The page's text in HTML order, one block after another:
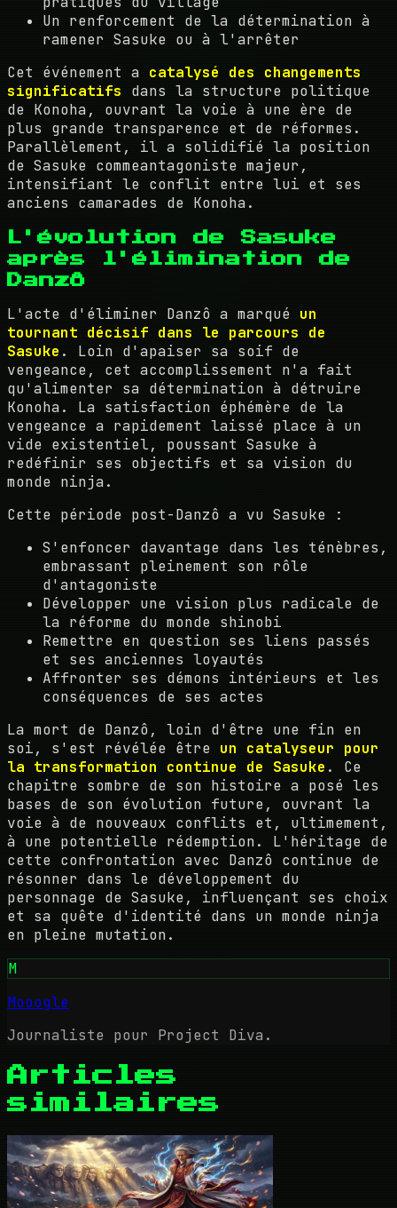
Un renforcement de la détermination à
ramener Sasuke ou à l'arrêter
Cet événement a catalysé des changements
significatifs dans la structure politique
de Konoha, ouvrant la voie à une ère de
plus grande transparence et de réformes.
Parallèlement, il a solidifié la position
de Sasuke commeantagoniste majeur,
intensifiant le conflit entre lui et ses
anciens camarades de Konoha.
L'évolution de Sasuke
après l'élimination de
Danzô
L'acte d'éliminer Danzô a marqué un
tournant décisif dans le parcours de
Sasuke . Loin d'apaiser sa soif de
vengeance, cet accomplissement n'a fait
qu'alimenter sa détermination à détruire
Konoha. La satisfaction éphémère de la
vengeance a rapidement laissé place à un
vide existentiel, poussant Sasuke à
redéfinir ses objectifs et sa vision du
monde ninja.
Cette période post-Danzô a vu Sasuke :
S'enfoncer davantage dans les ténèbres,
embrassant pleinement son rôle
d'antagoniste
Développer une vision plus radicale de
la réforme du monde shinobi
Remettre en question ses liens passés
et ses anciennes loyautés
Affronter ses démons intérieurs et les
conséquences de ses actes
La mort de Danzô, loin d'être une fin en
soi, s'est révélée être un catalyseur pour
la transformation continue de Sasuke . Ce
chapitre sombre de son histoire a posé les
bases de son évolution future, ouvrant la
voie à de nouveaux conflits et, ultimement,
à une potentielle rédemption. L'héritage de
cette confrontation avec Danzô continue de
résonner dans le développement du
personnage de Sasuke, influençant ses choix
et sa quête d'identité dans un monde ninja
en pleine mutation.
M
Mooogle
Journaliste pour Project Diva.
Articles
similaires